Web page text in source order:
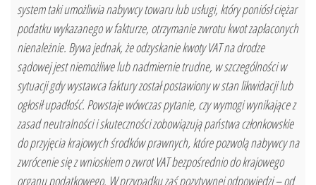
system taki umożliwia nabywcy towaru lub usługi, który poniósł ciężar
podatku wykazanego w fakturze, otrzymanie zwrotu kwot zapłaconych
nienależnie. Bywa jednak, że odzyskanie kwoty VAT na drodze
sądowej jest niemożliwe lub nadmiernie trudne, w szczególności w
sytuacji gdy wystawca faktury został postawiony w stan likwidacji lub
ogłosił upadłość. Powstaje wówczas pytanie, czy wymogi wynikające z
zasad neutralności i skuteczności zobowiązują państwa członkowskie
do przyjęcia krajowych środków prawnych, które pozwolą nabywcy na
zwrócenie się z wnioskiem o zwrot VAT bezpośrednio do krajowego
organu podatkowego. W przypadku zaś pozytywnej odpowiedzi – od